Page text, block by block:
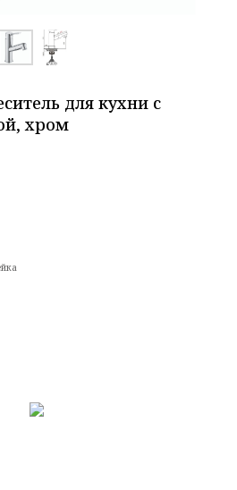
для кухни с
хром